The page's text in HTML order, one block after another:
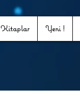
Kitaplar Yeni !